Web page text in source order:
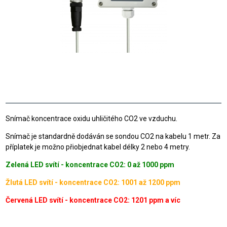
Snímač koncentrace oxidu uhličitého CO2 ve vzduchu.
Snímač je standardně dodáván se sondou CO2 na kabelu 1 metr. Za
příplatek je možno přiobjednat kabel délky 2 nebo 4 metry.
Zelená LED svítí - koncentrace CO2: 0 až 1000 ppm
Žlutá LED svítí - koncentrace CO2: 1001 až 1200 ppm
Červená LED svítí - koncentrace CO2: 1201 ppm a víc